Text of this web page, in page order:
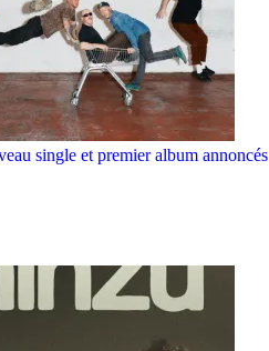
single et premier album annoncés